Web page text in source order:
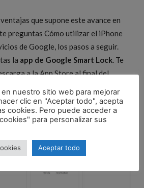
que supone este avance en
preguntas Cómo utilizar el iPhone
de Google, los pasos a seguir.
la app de Google Smart Lock. Te
a la App Store al final del
nuestro sitio web para mejorar
clic en "Aceptar todo", acepta
cookies. Pero puede acceder a
para personalizar sus
Aceptar todo